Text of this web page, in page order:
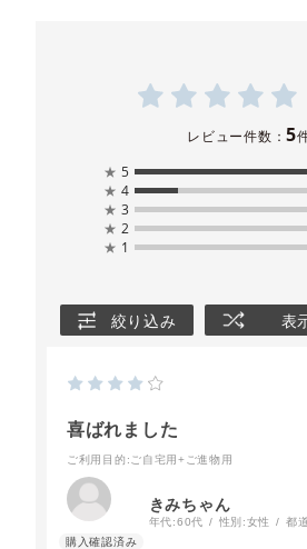
レビュー件数：5
★ 5
★ 4
★ 3
★ 2
★ 1
絞り込み 表
喜ばれました
ご利用目的 :ご自宅用+ご進物用
きみちゃん
年代:60代 性別:女性 都